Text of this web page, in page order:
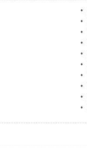
•
•
•
•
•
•
•
•
•
•